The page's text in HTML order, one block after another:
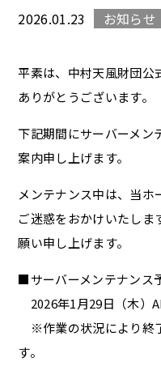
2026.01.23 お知らせ
平素は、中村天風財団公
ありがとうございます。
下記期間にサーバーメン
案内申し上げます。
メンテナンス中は、当ホ
ご迷惑をおかけいたしま
願い申し上げます。
■サーバーメンテナンス
2026年1月29日（木）
※作業の状況により終
す。